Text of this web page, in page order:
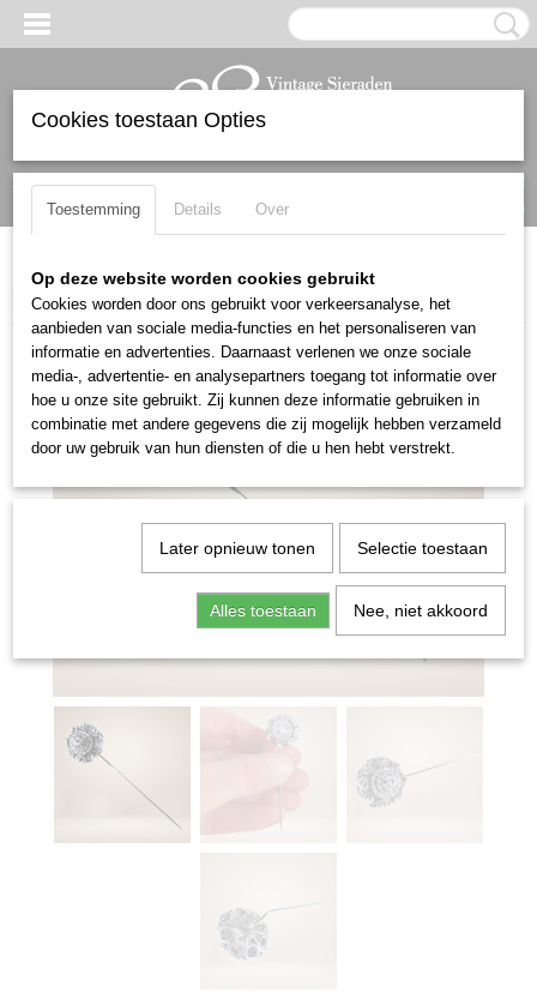
Inloggen Registreren
(0)
Home >Cool & collected>Diversen> Mooie antiek zilveren
ZEEUWSE KNOOP speld
Cookies toestaan Opties
Toestemming Details Over
Op deze website worden cookies gebruikt
Cookies worden door ons gebruikt voor verkeersanalyse, het
aanbieden van sociale media-functies en het personaliseren van
informatie en advertenties. Daarnaast verlenen we onze sociale
media-, advertentie- en analysepartners toegang tot informatie over
hoe u onze site gebruikt. Zij kunnen deze informatie gebruiken in
combinatie met andere gegevens die zij mogelijk hebben verzameld
door uw gebruik van hun diensten of die u hen hebt verstrekt.
Later opnieuw tonen Selectie toestaan
Alles toestaan Nee, niet akkoord